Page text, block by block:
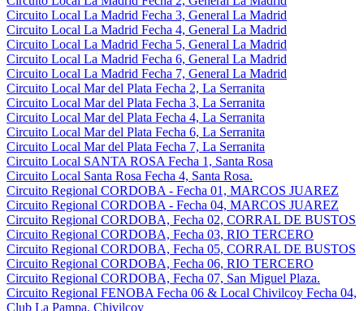
Circuito Local La Madrid Fecha 3, General La Madrid
Circuito Local La Madrid Fecha 4, General La Madrid
Circuito Local La Madrid Fecha 5, General La Madrid
Circuito Local La Madrid Fecha 6, General La Madrid
Circuito Local La Madrid Fecha 7, General La Madrid
Circuito Local Mar del Plata Fecha 2, La Serranita
Circuito Local Mar del Plata Fecha 3, La Serranita
Circuito Local Mar del Plata Fecha 4, La Serranita
Circuito Local Mar del Plata Fecha 6, La Serranita
Circuito Local Mar del Plata Fecha 7, La Serranita
Circuito Local SANTA ROSA Fecha 1, Santa Rosa
Circuito Local Santa Rosa Fecha 4, Santa Rosa.
Circuito Regional CORDOBA - Fecha 01, MARCOS JUAREZ
Circuito Regional CORDOBA - Fecha 04, MARCOS JUAREZ
Circuito Regional CORDOBA, Fecha 02, CORRAL DE BUSTOS
Circuito Regional CORDOBA, Fecha 03, RIO TERCERO
Circuito Regional CORDOBA, Fecha 05, CORRAL DE BUSTOS
Circuito Regional CORDOBA, Fecha 06, RIO TERCERO
Circuito Regional CORDOBA, Fecha 07, San Miguel Plaza.
Circuito Regional FENOBA Fecha 06 & Local Chivilcoy Fecha 04,
Club La Pampa, Chivilcoy